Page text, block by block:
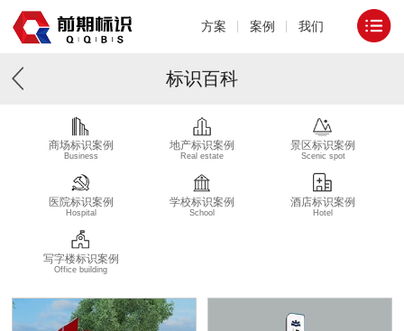
方案 案例 我们
标识百科
商场标识案例
Business
地产标识案例
Real estate
景区标识案例
Scenic spot
医院标识案例
Hospital
学校标识案例
School
酒店标识案例
Hotel
写字楼标识案例
Office building